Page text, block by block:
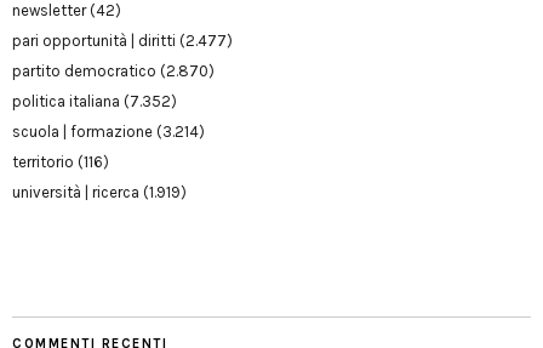
newsletter(42)
pari opportunità | diritti (2.477)
partito democratico (2.870)
politica italiana (7.352)
scuola | formazione (3.214)
territorio (116)
università | ricerca (1.919)
COMMENTI RECENTI